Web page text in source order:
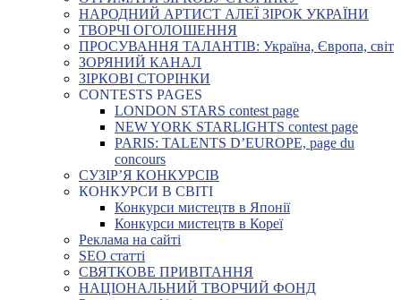
НАРОДНИЙ АРТИСТ АЛЕЇ ЗІРОК УКРАЇНИ
ТВОРЧІ ОГОЛОШЕННЯ
ПРОСУВАННЯ ТАЛАНТІВ: Україна, Європа, світ
ЗОРЯНИЙ КАНАЛ
ЗІРКОВІ СТОРІНКИ
CONTESTS PAGES
LONDON STARS contest page
NEW YORK STARLIGHTS contest page
PARIS: TALENTS D’EUROPE, page du
concours
СУЗІР’Я КОНКУРСІВ
КОНКУРСИ В СВІТІ
Конкурси мистецтв в Японії
Конкурси мистецтв в Кореї
Реклама на сайті
SEO статті
СВЯТКОВЕ ПРИВІТАННЯ
НАЦІОНАЛЬНИЙ ТВОРЧИЙ ФОНД